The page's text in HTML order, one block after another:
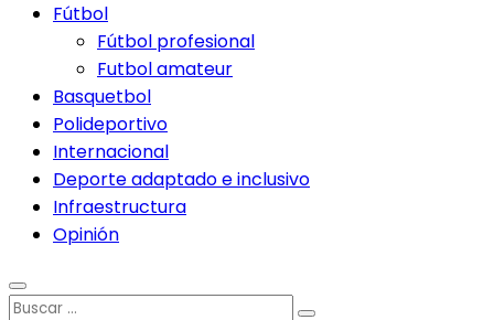
Fútbol
Fútbol profesional
Futbol amateur
Basquetbol
Polideportivo
Internacional
Deporte adaptado e inclusivo
Infraestructura
Opinión
Buscar